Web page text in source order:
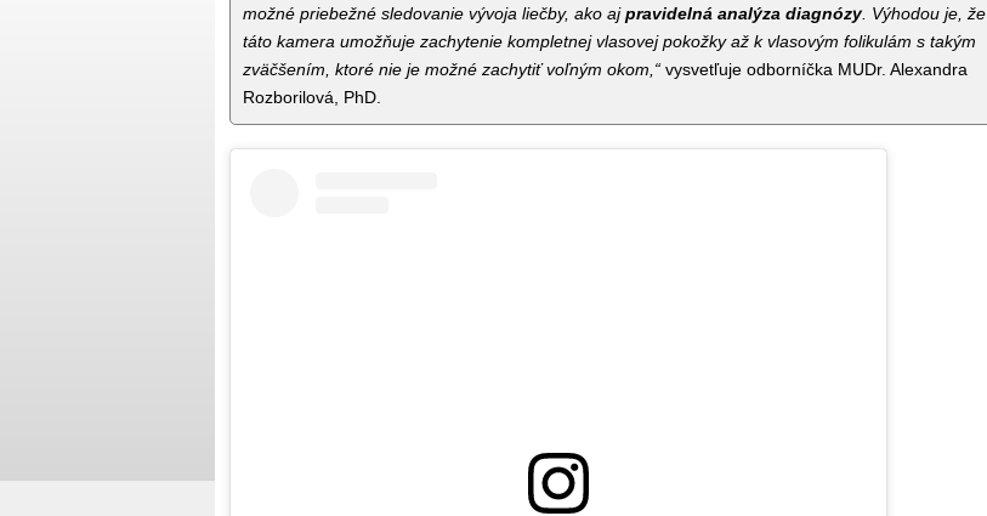
možné priebežné sledovanie vývoja liečby, ako ajpravidelná analýza diagnózy. Výhodou je, že
táto kamera umožňuje zachytenie kompletnej vlasovej pokožky až k vlasovým folikulám s takým
zväčšením, ktoré nie je možné zachytiť voľným okom,“ vysvetľuje odborníčka MUDr. Alexandra
Rozborilová, PhD.